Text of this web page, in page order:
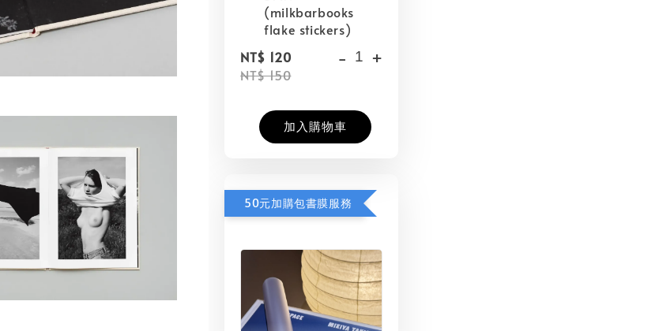
(milkbarbooks
flake stickers)
NT$ 120
NT$ 150
- +
加入購物車
50元加購包書膜服務